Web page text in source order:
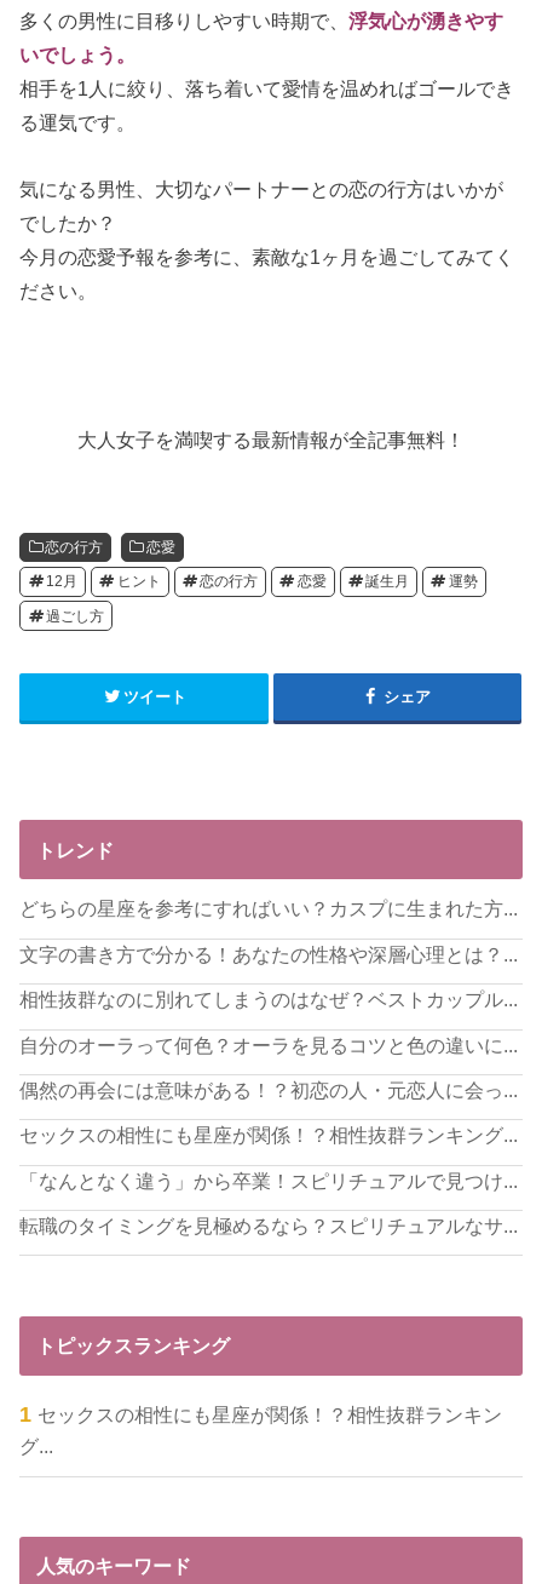
多くの男性に目移りしやすい時期で、浮気心が湧きやす
いでしょう。
相手を1人に絞り、落ち着いて愛情を温めればゴールでき
る運気です。
気になる男性、大切なパートナーとの恋の行方はいかが
でしたか？
今月の恋愛予報を参考に、素敵な1ヶ月を過ごしてみてく
ださい。
大人女子を満喫する最新情報が全記事無料！
恋の行方 恋愛
12月 ヒント 恋の行方 恋愛 誕生月 運勢
過ごし方
ツイート シェア
トレンド
どちらの星座を参考にすればいい？カスプに生まれた方...
文字の書き方で分かる！あなたの性格や深層心理とは？...
相性抜群なのに別れてしまうのはなぜ？ベストカップル...
自分のオーラって何色？オーラを見るコツと色の違いに...
偶然の再会には意味がある！？初恋の人・元恋人に会っ...
セックスの相性にも星座が関係！？相性抜群ランキング...
「なんとなく違う」から卒業！スピリチュアルで見つけ...
転職のタイミングを見極めるなら？スピリチュアルなサ...
トピックスランキング
セックスの相性にも星座が関係！？相性抜群ランキン
グ...
人気のキーワード